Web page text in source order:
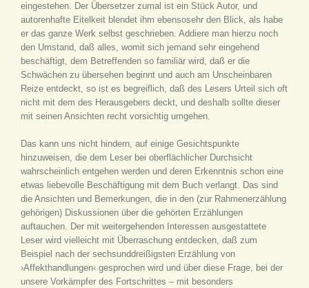
eingestehen. Der Übersetzer zumal ist ein Stück Autor, und
autorenhafte Eitelkeit blendet ihm ebensosehr den Blick, als habe
er das ganze Werk selbst geschrieben. Addiere man hierzu noch
den Umstand, daß alles, womit sich jemand sehr eingehend
beschäftigt, dem Betreffenden so familiär wird, daß er die
Schwächen zu übersehen beginnt und auch am Unscheinbaren
Reize entdeckt, so ist es begreiflich, daß des Lesers Urteil sich oft
nicht mit dem des Herausgebers deckt, und deshalb sollte dieser
mit seinen Ansichten recht vorsichtig umgehen.
Das kann uns nicht hindern, auf einige Gesichtspunkte
hinzuweisen, die dem Leser bei oberflächlicher Durchsicht
wahrscheinlich entgehen werden und deren Erkenntnis schon eine
etwas liebevolle Beschäftigung mit dem Buch verlangt. Das sind
die Ansichten und Bemerkungen, die in den (zur Rahmenerzählung
gehörigen) Diskussionen über die gehörten Erzählungen
auftauchen. Der mit weitergehenden Interessen ausgestattete
Leser wird vielleicht mit Überraschung entdecken, daß zum
Beispiel nach der sechsunddreißigsten Erzählung von
›Affekthandlungen‹ gesprochen wird und über diese Frage, bei der
unsere Vorkämpfer des Fortschrittes – mit besonders